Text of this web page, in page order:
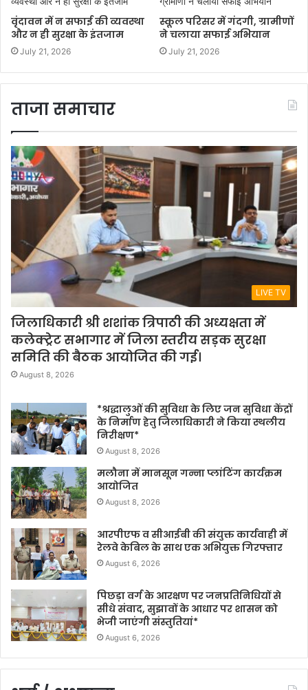
वृंदावन में न सफाई की व्यवस्था
और न ही सुरक्षा के इंतजाम
July 21, 2026
स्कूल परिसर में गंदगी, ग्रामीणों
ने चलाया सफाई अभियान
July 21, 2026
ताजा समाचार
LIVE TV
जिलाधिकारी श्री शशांक त्रिपाठी की अध्यक्षता में
कलेक्ट्रेट सभागार में जिला स्तरीय सड़क सुरक्षा
समिति की बैठक आयोजित की गई।
August 8, 2026
*श्रद्धालुओं की सुविधा के लिए जन सुविधा केंद्रों
के निर्माण हेतु जिलाधिकारी ने किया स्थलीय
निरीक्षण*
August 8, 2026
मलौना में मानसून गन्ना प्लांटिंग कार्यक्रम
आयोजित
August 8, 2026
आरपीएफ व सीआईबी की संयुक्त कार्यवाही में
रेलवे केबिल के साथ एक अभियुक्त गिरफ्तार
August 6, 2026
पिछड़ा वर्ग के आरक्षण पर जनप्रतिनिधियों से
सीधे संवाद, सुझावों के आधार पर शासन को
भेजी जाएंगी संस्तुतियां*
August 6, 2026